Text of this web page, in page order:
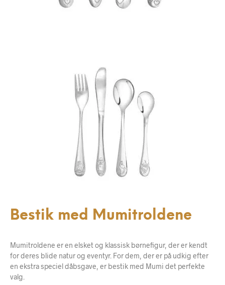
Bestik med Mumitroldene
Mumitroldene er en elsket og klassisk børnefigur, der er kendt
for deres blide natur og eventyr. For dem, der er på udkig efter
en ekstra speciel dåbsgave, er bestik med Mumi det perfekte
valg.